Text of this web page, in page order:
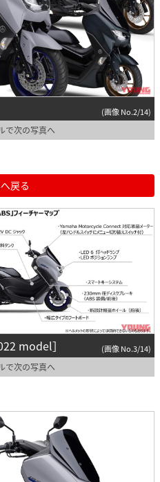
(画像 No.2/14)
で次の写真へ
戻る
model］ (画像 No.3/14)
で次の写真へ